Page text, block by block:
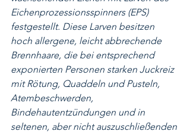
Eichenprozessionsspinners (EPS)
festgestellt. Diese Larven besitzen
hoch allergene, leicht abbrechende
Brennhaare, die bei entsprechend
exponierten Personen starken Juckreiz
mit Rötung, Quaddeln und Pusteln,
Atembeschwerden,
Bindehautentzündungen und in
seltenen, aber nicht auszuschließenden